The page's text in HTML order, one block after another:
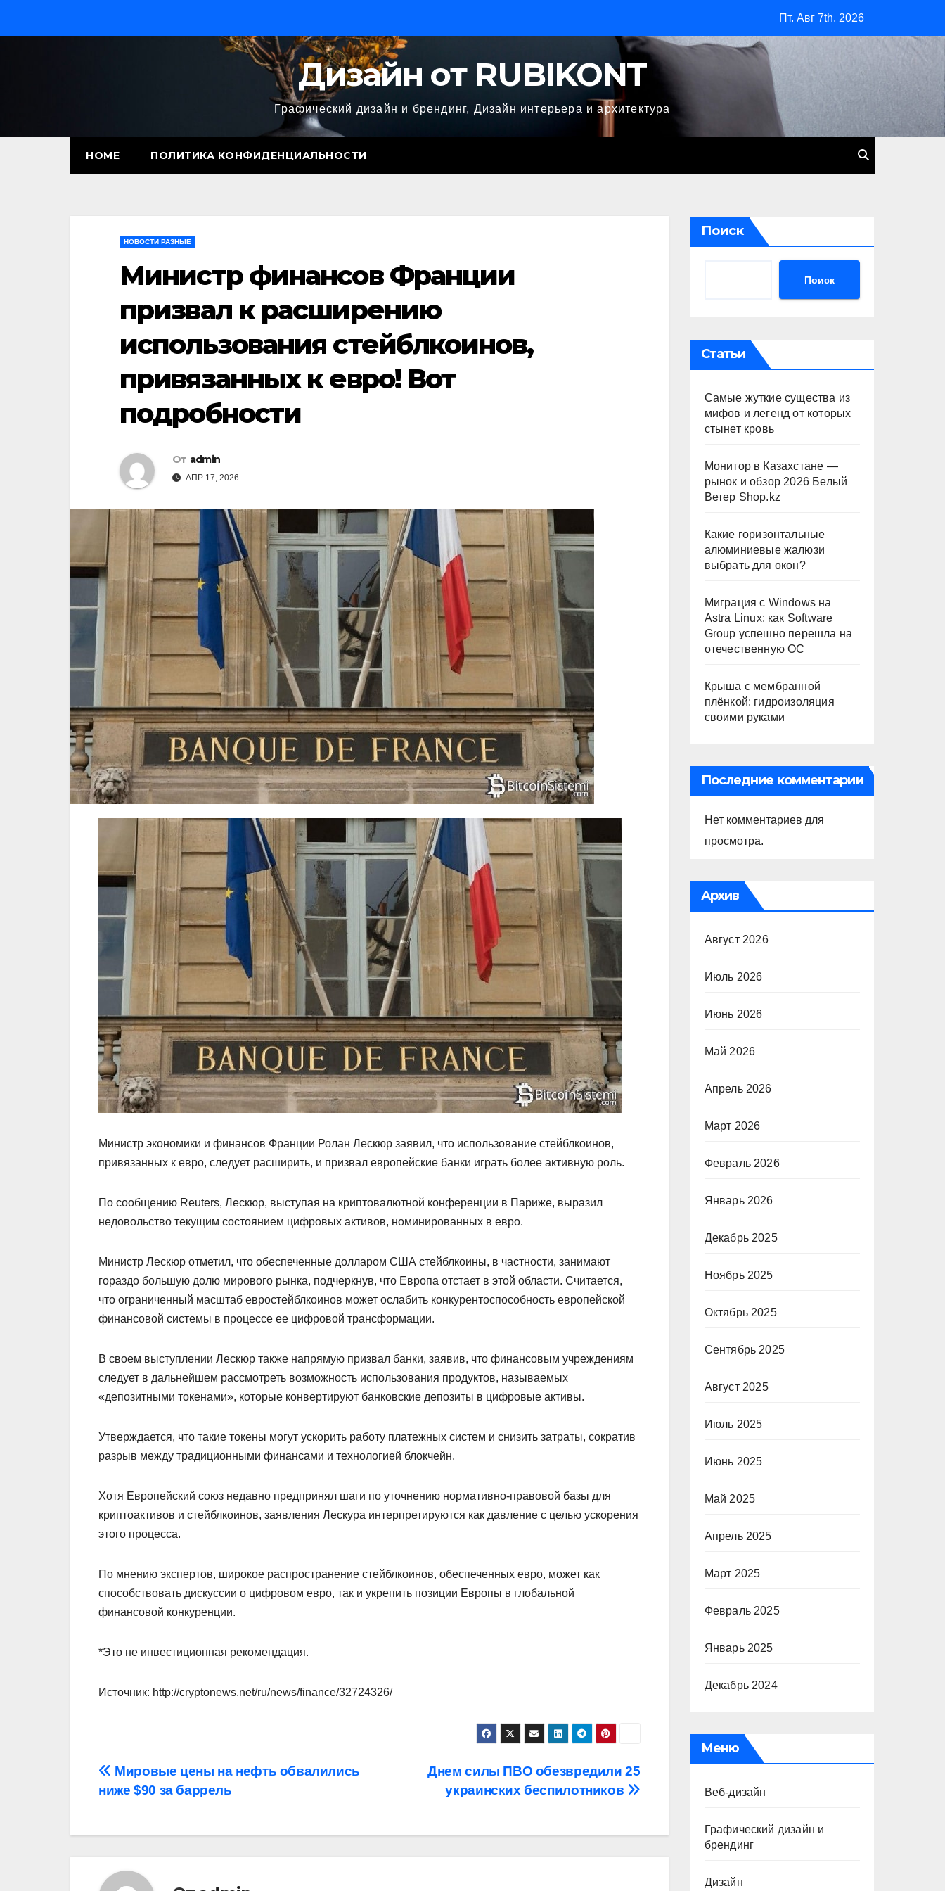
Пт. Авг 7th, 2026
Дизайн от RUBIKONT
Графический дизайн и брендинг, Дизайн интерьера и архитектура
HOME ПОЛИТИКА КОНФИДЕНЦИАЛЬНОСТИ
НОВОСТИ РАЗНЫЕ
Министр финансов Франции
призвал к расширению
использования стейблкоинов,
привязанных к евро! Вот
подробности
От admin
АПР 17, 2026
Министр экономики и финансов Франции Ролан Лескюр заявил, что использование стейблкоинов,
привязанных к евро, следует расширить, и призвал европейские банки играть более активную роль.
По сообщению Reuters, Лескюр, выступая на криптовалютной конференции в Париже, выразил
недовольство текущим состоянием цифровых активов, номинированных в евро.
Министр Лескюр отметил, что обеспеченные долларом США стейблкоины, в частности, занимают
гораздо большую долю мирового рынка, подчеркнув, что Европа отстает в этой области. Считается,
что ограниченный масштаб евростейблкоинов может ослабить конкурентоспособность европейской
финансовой системы в процессе ее цифровой трансформации.
В своем выступлении Лескюр также напрямую призвал банки, заявив, что финансовым учреждениям
следует в дальнейшем рассмотреть возможность использования продуктов, называемых
«депозитными токенами», которые конвертируют банковские депозиты в цифровые активы.
Утверждается, что такие токены могут ускорить работу платежных систем и снизить затраты, сократив
разрыв между традиционными финансами и технологией блокчейн.
Хотя Европейский союз недавно предпринял шаги по уточнению нормативно-правовой базы для
криптоактивов и стейблкоинов, заявления Лескура интерпретируются как давление с целью ускорения
этого процесса.
По мнению экспертов, широкое распространение стейблкоинов, обеспеченных евро, может как
способствовать дискуссии о цифровом евро, так и укрепить позиции Европы в глобальной
финансовой конкуренции.
*Это не инвестиционная рекомендация.
Источник: http://cryptonews.net/ru/news/finance/32724326/
Навигация
записям
Днем силы ПВО обезвредили 25
украинских беспилотников
Мировые цены на нефть обвалились
ниже $90 за баррель
Поиск
Поиск
Статьи
Самые жуткие существа из
мифов и легенд от которых
стынет кровь
Монитор в Казахстане —
рынок и обзор 2026 Белый
Ветер Shop.kz
Какие горизонтальные
алюминиевые жалюзи
выбрать для окон?
Миграция с Windows на
Astra Linux: как Software
Group успешно перешла на
отечественную ОС
Крыша с мембранной
плёнкой: гидроизоляция
своими руками
Последние комментарии
Нет комментариев для
просмотра.
Архив
Август 2026
Июль 2026
Июнь 2026
Май 2026
Апрель 2026
Март 2026
Февраль 2026
Январь 2026
Декабрь 2025
Ноябрь 2025
Октябрь 2025
Сентябрь 2025
Август 2025
Июль 2025
Июнь 2025
Май 2025
Апрель 2025
Март 2025
Февраль 2025
Январь 2025
Декабрь 2024
Меню
Веб-дизайн
Графический дизайн и
брендинг
Дизайн